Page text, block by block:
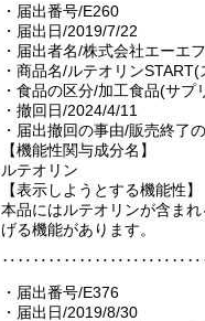
・届出番号/E260
・届出日/2019/7/22
・届出者名/株式会社エーエ
・商品名/ルテオリンSTART(
・食品の区分/加工食品(サプ
・撤回日/2024/4/11
・届出撤回の事由/販売終了
【機能性関与成分名】
ルテオリン
【表示しようとする機能性】
本品にはルテオリンが含ま
げる機能があります。
・届出番号/E376
・届出日/2019/8/30